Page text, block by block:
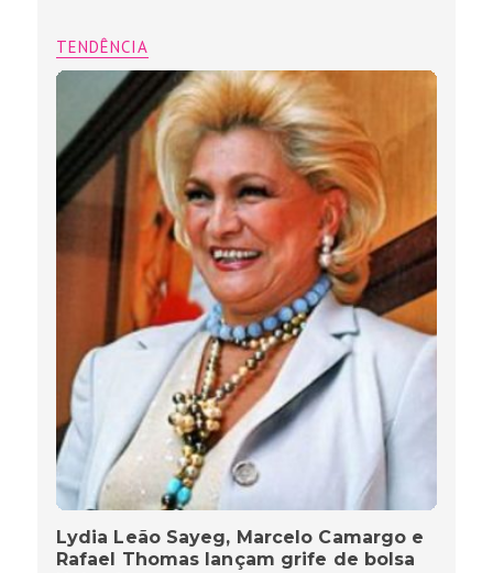
TENDÊNCIA
Lydia Leão Sayeg, Marcelo Camargo e
Rafael Thomas lançam grife de bolsa